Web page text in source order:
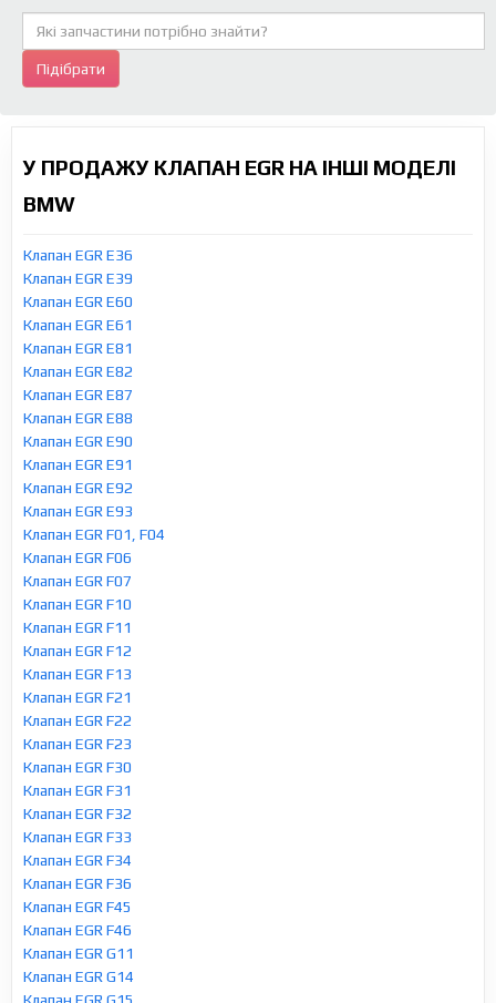
Підібрати
У ПРОДАЖУ КЛАПАН EGR НА ІНШІ МОДЕЛІ
BMW
Клапан EGR E36
Клапан EGR E39
Клапан EGR E60
Клапан EGR E61
Клапан EGR E81
Клапан EGR E82
Клапан EGR E87
Клапан EGR E88
Клапан EGR E90
Клапан EGR E91
Клапан EGR E92
Клапан EGR E93
Клапан EGR F01, F04
Клапан EGR F06
Клапан EGR F07
Клапан EGR F10
Клапан EGR F11
Клапан EGR F12
Клапан EGR F13
Клапан EGR F21
Клапан EGR F22
Клапан EGR F23
Клапан EGR F30
Клапан EGR F31
Клапан EGR F32
Клапан EGR F33
Клапан EGR F34
Клапан EGR F36
Клапан EGR F45
Клапан EGR F46
Клапан EGR G11
Клапан EGR G14
Клапан EGR G15